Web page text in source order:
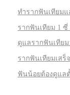
ทำรากฟันเทียม
รากฟันเทียม 1 ซี่
ดูแลรากฟันเทีย
รากฟันเทียมเสร็
ฟันน้อยต้องดูแล